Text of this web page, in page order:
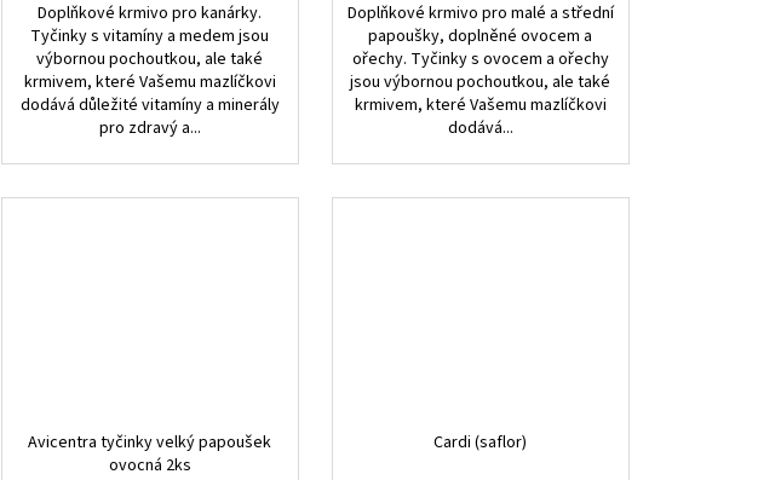
Doplňkové krmivo pro kanárky.
Tyčinky s vitamíny a medem jsou
výbornou pochoutkou, ale také
krmivem, které Vašemu mazlíčkovi
dodává důležité vitamíny a minerály
pro zdravý a...
Doplňkové krmivo pro malé a střední
papoušky, doplněné ovocem a
ořechy. Tyčinky s ovocem a ořechy
jsou výbornou pochoutkou, ale také
krmivem, které Vašemu mazlíčkovi
dodává...
Avicentra tyčinky velký papoušek
ovocná 2ks
Cardi (saflor)